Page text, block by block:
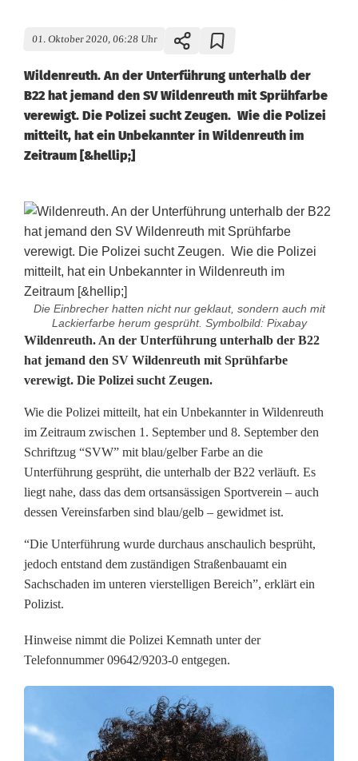
01. Oktober 2020, 06:28 Uhr
Wildenreuth. An der Unterführung unterhalb der
B22 hat jemand den SV Wildenreuth mit Sprühfarbe
verewigt. Die Polizei sucht Zeugen. Wie die Polizei
mitteilt, hat ein Unbekannter in Wildenreuth im
Zeitraum [&hellip;]
Die Einbrecher hatten nicht nur geklaut, sondern auch mit
Lackierfarbe herum gesprüht. Symbolbild: Pixabay
S
V
W
-
G
r
f
f
t
n
Wildenreuth. An der Unterführung unterhalb der B22
hat jemand den SV Wildenreuth mit Sprühfarbe
verewigt. Die Polizei sucht Zeugen.
Wie die Polizei mitteilt, hat ein Unbekannter in Wildenreuth
im Zeitraum zwischen 1. September und 8. September den
Schriftzug “SVW” mit blau/gelber Farbe an die
Unterführung gesprüht, die unterhalb der B22 verläuft. Es
liegt nahe, dass das dem ortsansässigen Sportverein – auch
dessen Vereinsfarben sind blau/gelb – gewidmet ist.
“Die Unterführung wurde durchaus anschaulich besprüht,
jedoch entstand dem zuständigen Straßenbauamt ein
Sachschaden im unteren vierstelligen Bereich”, erklärt ein
Polizist.
Hinweise nimmt die Polizei Kemnath unter der
Telefonnummer 09642/9203-0 entgegen.